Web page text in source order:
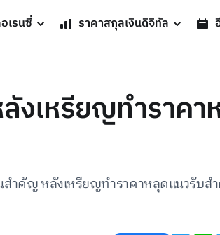
เรนซี่ ราคาสกุลเงินดิจิทัล
ลังเหรียญทำราค
สำคัญ หลังเหรียญทำราคาหลุดแนวรับ